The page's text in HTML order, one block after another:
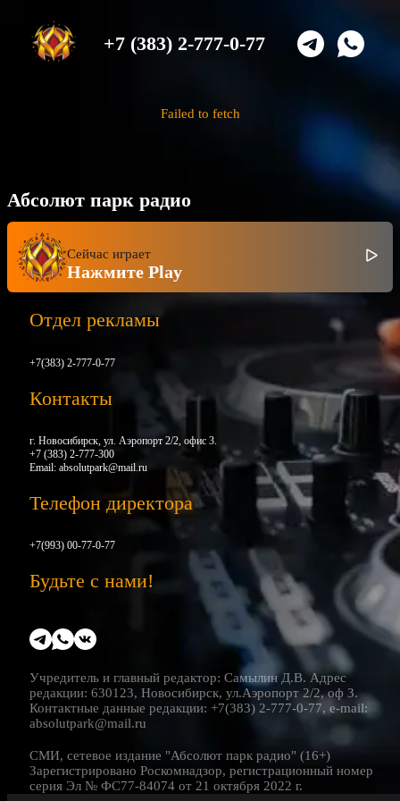
+7 (383) 2-777-0-77
Failed to fetch
Абсолют парк радио
Сейчас играет
Нажмите Play
Отдел рекламы
+7(383) 2-777-0-77
Контакты
г. Новосибирск, ул. Аэропорт 2/2, офис 3.
+7 (383) 2-777-300
Email: absolutpark@mail.ru
Телефон директора
+7(993) 00-77-0-77
Будьте с нами!
Учредитель и главный редактор: Самылин Д.В. Адрес
редакции: 630123, Новосибирск, ул.Аэропорт 2/2, оф 3.
Контактные данные редакции: +7(383) 2-777-0-77, e-mail:
absolutpark@mail.ru
СМИ, сетевое издание "Абсолют парк радио" (16+)
Зарегистрировано Роскомнадзор, регистрационный номер
серия Эл № ФС77-84074 от 21 октября 2022 г.